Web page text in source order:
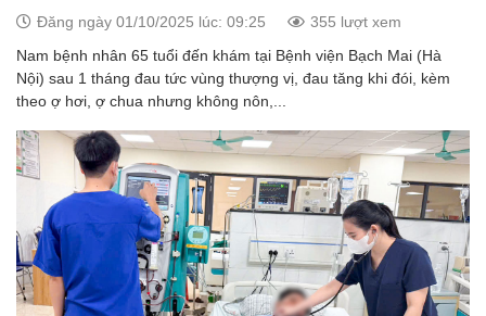
Đăng ngày 01/10/2025 lúc: 09:25 355 lượt xem
Nam bệnh nhân 65 tuổi đến khám tại Bệnh viện Bạch Mai (Hà
Nội) sau 1 tháng đau tức vùng thượng vị, đau tăng khi đói, kèm
theo ợ hơi, ợ chua nhưng không nôn,...